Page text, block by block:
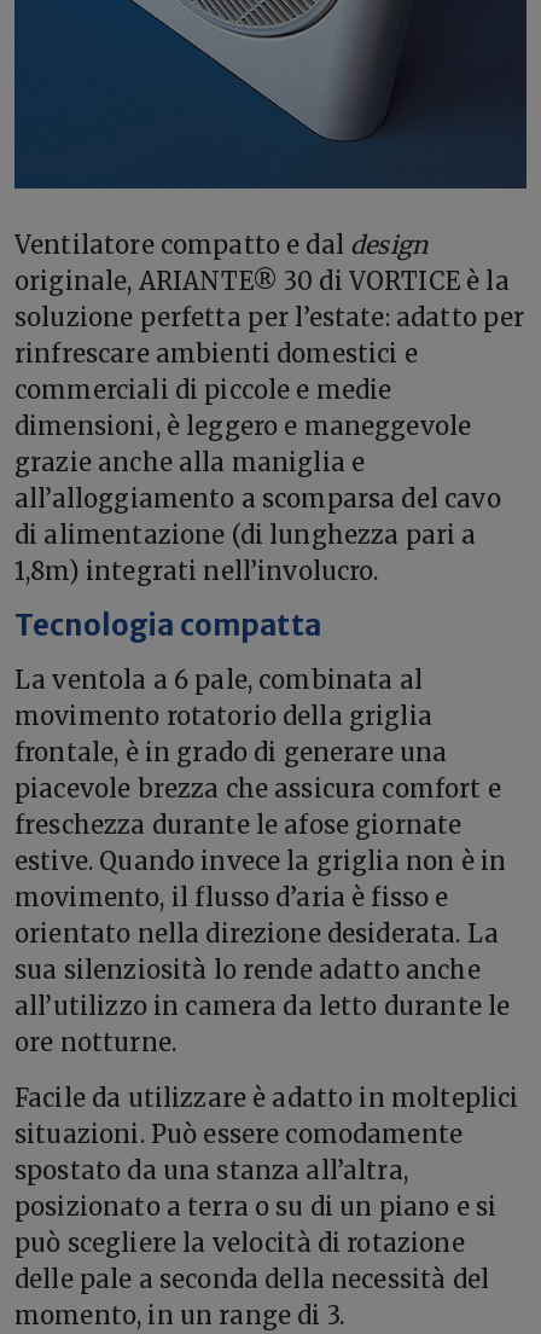
Ventilatore compatto e dal design
originale, ARIANTE® 30 di VORTICE è la
soluzione perfetta per l’estate: adatto per
rinfrescare ambienti domestici e
commerciali di piccole e medie
dimensioni, è leggero e maneggevole
grazie anche alla maniglia e
all’alloggiamento a scomparsa del cavo
di alimentazione (di lunghezza pari a
1,8m) integrati nell’involucro.
Tecnologia compatta
La ventola a 6 pale, combinata al
movimento rotatorio della griglia
frontale, è in grado di generare una
piacevole brezza che assicura comfort e
freschezza durante le afose giornate
estive. Quando invece la griglia non è in
movimento, il flusso d’aria è fisso e
orientato nella direzione desiderata. La
sua silenziosità lo rende adatto anche
all’utilizzo in camera da letto durante le
ore notturne.
Facile da utilizzare è adatto in molteplici
situazioni. Può essere comodamente
spostato da una stanza all’altra,
posizionato a terra o su di un piano e si
può scegliere la velocità di rotazione
delle pale a seconda della necessità del
momento, in un range di 3.